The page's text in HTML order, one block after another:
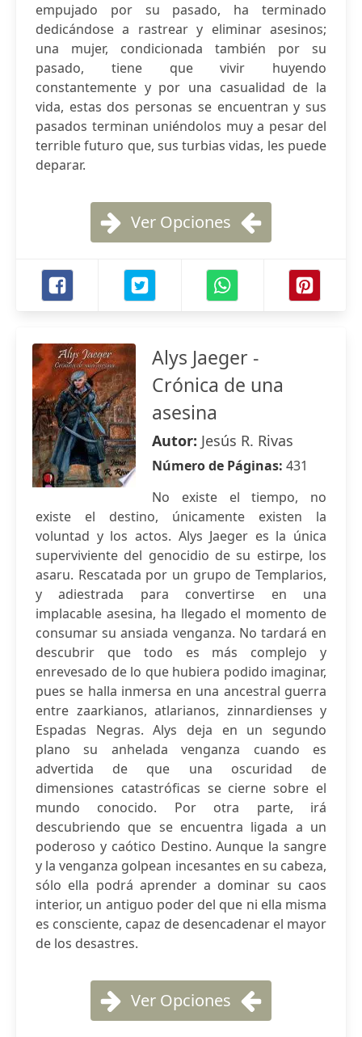
empujado por su pasado, ha terminado
dedicándose a rastrear y eliminar asesinos;
una mujer, condicionada también por su
pasado, tiene que vivir huyendo
constantemente y por una casualidad de la
vida, estas dos personas se encuentran y sus
pasados terminan uniéndolos muy a pesar del
terrible futuro que, sus turbias vidas, les puede
deparar.
Ver Opciones
Alys Jaeger -
Crónica de una
asesina
Autor: Jesús R. Rivas
Número de Páginas: 431
No existe el tiempo, no
existe el destino, únicamente existen la
voluntad y los actos. Alys Jaeger es la única
superviviente del genocidio de su estirpe, los
asaru. Rescatada por un grupo de Templarios,
y adiestrada para convertirse en una
implacable asesina, ha llegado el momento de
consumar su ansiada venganza. No tardará en
descubrir que todo es más complejo y
enrevesado de lo que hubiera podido imaginar,
pues se halla inmersa en una ancestral guerra
entre zaarkianos, atlarianos, zinnardienses y
Espadas Negras. Alys deja en un segundo
plano su anhelada venganza cuando es
advertida de que una oscuridad de
dimensiones catastróficas se cierne sobre el
mundo conocido. Por otra parte, irá
descubriendo que se encuentra ligada a un
poderoso y caótico Destino. Aunque la sangre
y la venganza golpean incesantes en su cabeza,
sólo ella podrá aprender a dominar su caos
interior, un antiguo poder del que ni ella misma
es consciente, capaz de desencadenar el mayor
de los desastres.
Ver Opciones